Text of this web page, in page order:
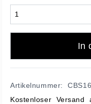
In
Artikelnummer:
Kostenloser